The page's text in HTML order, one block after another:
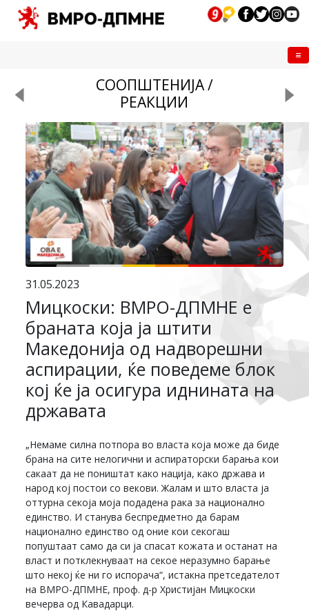
СООПШТЕНИЈА /
РЕАКЦИИ
31.05.2023
Мицкоски: ВМРО-ДПМНЕ е
браната која ја штити
Македонија од надворешни
аспирации, ќе поведеме блок
кој ќе ја осигура иднината на
државата
„Немаме силна потпора во власта која може да биде
брана на сите нелогични и аспираторски барања кои
сакаат да не поништат како нација, како држава и
народ кој постои со векови. Жалам и што власта ја
оттурна секоја моја подадена рака за национално
единство. И станува беспредметно да барам
национално единство од оние кои секогаш
попуштаат само да си ја спасат кожата и останат на
власт и потклекнуваат на секое неразумно барање
што некој ќе ни го испорача“, истакна претседателот
на ВМРО-ДПМНЕ, проф. д-р Христијан Мицкоски
вечерва од Кавадарци.